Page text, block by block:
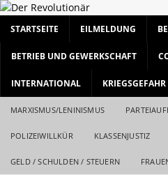
STARTSEITE EILMELDUNG
BETRIEB UND GEWERKSCHAFT
INTERNATIONAL KRIEGSGEFAHR
MARXISMUS/LENINISMUS
POLIZEIWILLKÜR KLASSENJUSTIZ
GELD / SCHULDEN / STEUERN